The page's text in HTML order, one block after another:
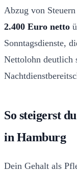
Abzug von
2.400 Euro netto
Sonntagsdienste,
Nettolohn deutlich
So steigerst
in Hamburg
Dein Gehalt als